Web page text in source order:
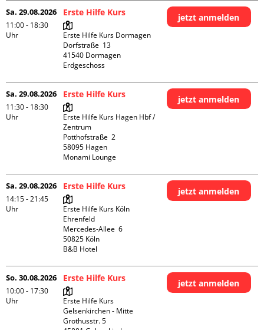
Sa. 29.08.2026
11:00 - 18:30
Uhr
Erste Hilfe Kurs
Erste Hilfe Kurs Dormagen
Dorfstraße  13
41540 Dormagen
Erdgeschoss
jetzt anmelden
Sa. 29.08.2026
11:30 - 18:30
Uhr
Erste Hilfe Kurs
Erste Hilfe Kurs Hagen Hbf /
Zentrum
Potthofstraße  2
58095 Hagen
Monami Lounge
jetzt anmelden
Sa. 29.08.2026
14:15 - 21:45
Uhr
Erste Hilfe Kurs
Erste Hilfe Kurs Köln
Ehrenfeld
Mercedes-Allee  6
50825 Köln
B&B Hotel
jetzt anmelden
So. 30.08.2026
10:00 - 17:30
Uhr
Erste Hilfe Kurs
Erste Hilfe Kurs
Gelsenkirchen - Mitte
Grothusstr. 5
jetzt anmelden